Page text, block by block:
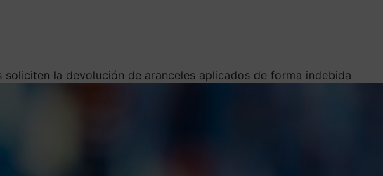
soliciten la devolución de aranceles aplicados de forma indebida